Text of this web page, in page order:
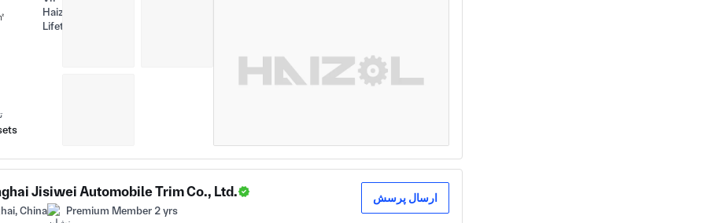
Jisiwei Automobile Trim Co., Ltd.
China Premium Member 2 yrs
ارسال پرسش